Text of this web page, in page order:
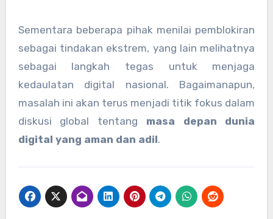
Sementara beberapa pihak menilai pemblokiran
sebagai tindakan ekstrem, yang lain melihatnya
sebagai langkah tegas untuk menjaga
kedaulatan digital nasional. Bagaimanapun,
masalah ini akan terus menjadi titik fokus dalam
diskusi global tentang masa depan dunia
digital yang aman dan adil.